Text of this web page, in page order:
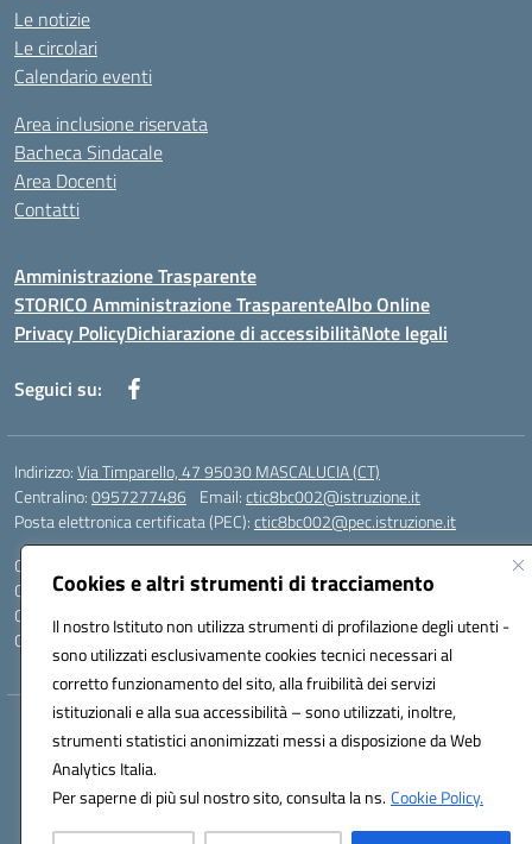
Cookies e altri strumenti di tracciamento
Il nostro Istituto non utilizza strumenti di profilazione degli utenti -
sono utilizzati esclusivamente cookies tecnici necessari al
corretto funzionamento del sito, alla fruibilità dei servizi
istituzionali e alla sua accessibilità – sono utilizzati, inoltre,
strumenti statistici anonimizzati messi a disposizione da Web
Analytics Italia.
Per saperne di più sul nostro sito, consulta la ns.Cookie Policy.
Le notizie
Le circolari
Calendario eventi
Area inclusione riservata
Bacheca Sindacale
Area Docenti
Contatti
Amministrazione Trasparente
STORICO Amministrazione TrasparenteAlbo Online
Privacy PolicyDichiarazione di accessibilitàNote legali
Seguici su:
Indirizzo:Via Timparello, 47 95030 MASCALUCIA (CT)
Centralino:0957277486 Email:ctic8bc002@istruzione.it
Posta elettronica certificata (PEC):ctic8bc002@pec.istruzione.it
Codice fiscale: 93238350875
Codice meccanografico:ctic8bc002
Codice Indice delle Pubbliche Amministrazioni (IPA): istsc_ctic8bc002
Codice unico di fatturazione (CUF): 2PO2JW
Hosting & Powered by 3D Solution S.r.l.
Concept & Design by Designers Italia